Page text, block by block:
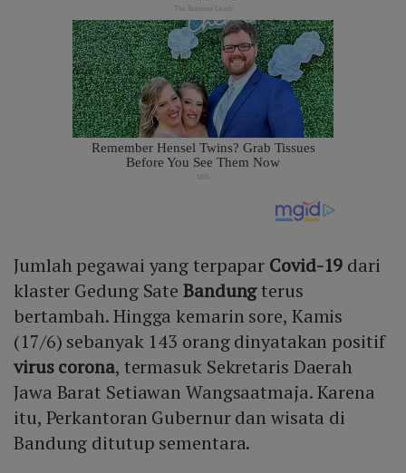
Jumlah pegawai yang terpapar Covid-19 dari
klaster Gedung Sate Bandungterus
bertambah. Hingga kemarin sore, Kamis
(17/6) sebanyak 143 orang dinyatakan positif
virus corona, termasuk Sekretaris Daerah
Jawa Barat Setiawan Wangsaatmaja. Karena
itu, Perkantoran Gubernur dan wisata di
Bandung ditutup sementara.